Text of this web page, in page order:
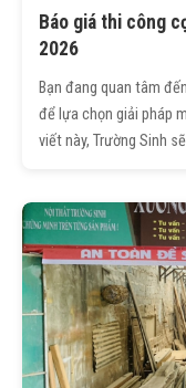
Báo giá thi công
2026
Bạn đang quan tâm
để lựa chọn giải pháp
viết này, Trường Sinh
lựa chọn đơn vị uy tín,
lượng.